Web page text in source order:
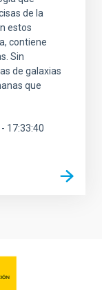
de la
estos
contiene
Sin
de galaxias
que
17:33:40